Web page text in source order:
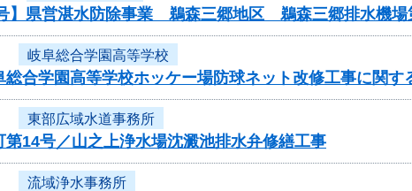
】県営湛水防除事業 鵜森三郷地区 鵜森三郷排水機
岐阜総合学園高等学校
総合学園高等学校ホッケー場防球ネット改修工事に関
東部広域水道事務所
第14号／山之上浄水場沈澱池排水弁修繕工事
流域浄水事務所